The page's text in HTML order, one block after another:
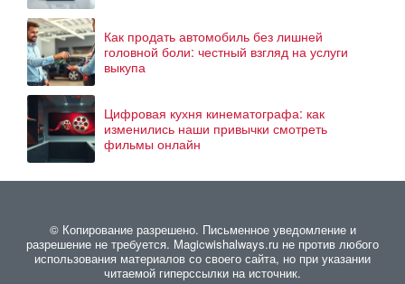
Как продать автомобиль без лишней
головной боли: честный взгляд на услуги
выкупа
Цифровая кухня кинематографа: как
изменились наши привычки смотреть
фильмы онлайн
© Копирование разрешено. Письменное уведомление и
разрешение не требуется. Magicwishalways.ru не против любого
использования материалов со своего сайта, но при указании
читаемой гиперссылки на источник.